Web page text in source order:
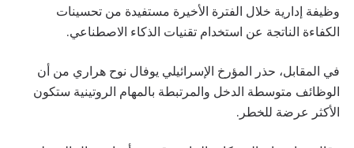
وظيفة إدارية خلال الفترة الأخيرة مستفيدة من تحسينات
الكفاءة الناتجة عن استخدام تقنيات الذكاء الاصطناعي.
في المقابل، حذر المؤرخ الإسرائيلي يوفال نوح هراري من أن
الوظائف متوسطة الدخل والمرتبطة بالمهام الروتينية ستكون
الأكثر عرضة للخطر.